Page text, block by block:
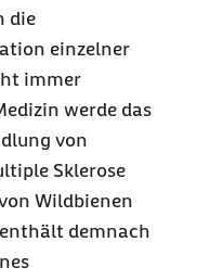
die
einzelner
immer
werde das
von
Sklerose
Wildbienen
demnach